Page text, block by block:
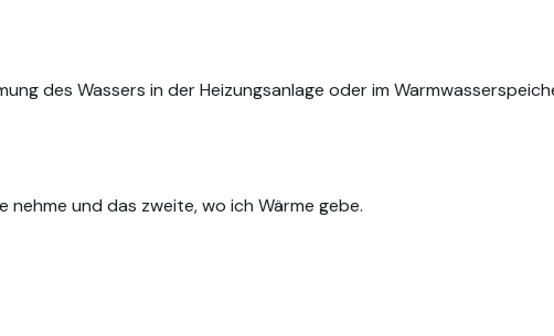
des Wassers in der Heizungsanlage oder im
und das zweite, wo ich Wärme gebe.